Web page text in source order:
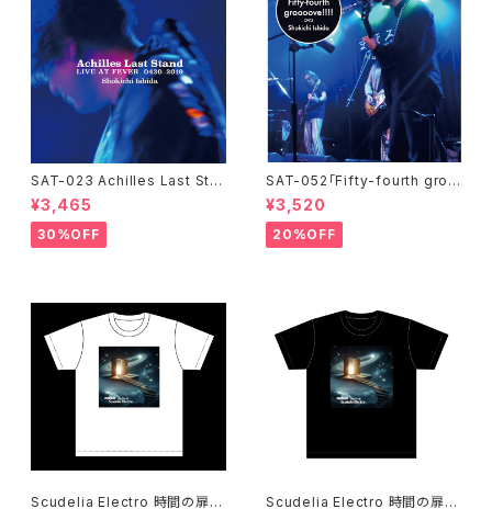
SAT-023 Achilles Last Sta
nd / LIVE AT FEVER 0430-2
019 / 石田ショーキチ
¥3,465
30%OFF
SAT-052「Fifty-fourth groo
¥3,520
20%OFF
Scudelia Electro 時間の扉T Scudelia Electro 時間の扉T